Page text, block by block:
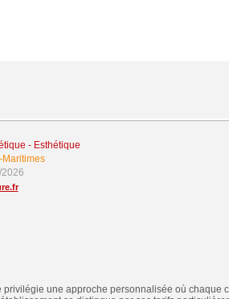
- Esthétique
Maritimes
une approche personnalisée où chaque